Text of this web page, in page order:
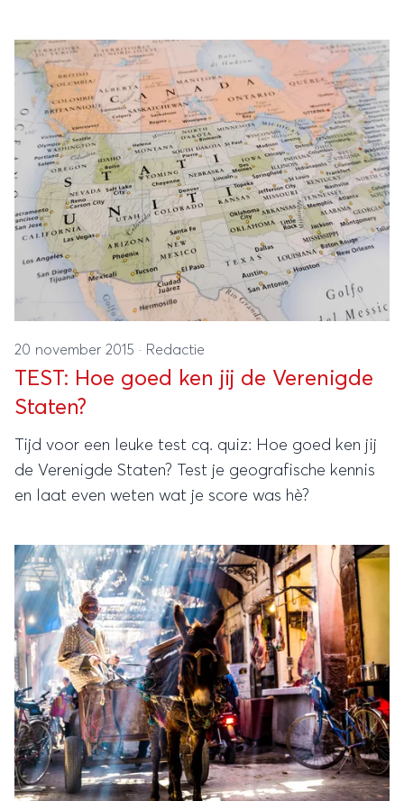
20 november 2015 · Redactie
TEST: Hoe goed ken jij de Verenigde
Staten?
Tijd voor een leuke test cq. quiz: Hoe goed ken jij
de Verenigde Staten? Test je geografische kennis
en laat even weten wat je score was hè?